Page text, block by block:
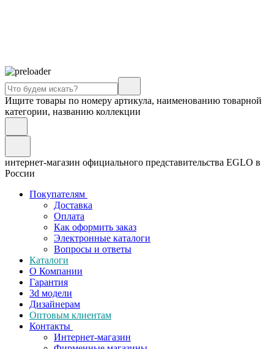
Ищите товары по номеру артикула, наименованию товарной
категории, названию коллекции
интернет-магазин официального представительства EGLO в
России
Покупателям
Доставка
Оплата
Как оформить заказ
Электронные каталоги
Вопросы и ответы
Каталоги
О Компании
Гарантия
3d модели
Дизайнерам
Оптовым клиентам
Контакты
Интернет-магазин